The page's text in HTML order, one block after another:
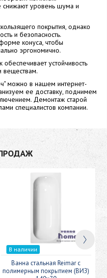
уровень шума и
покрытия, однако
и безопасность.
конуса, чтобы
эргономично.
устойчивость
веществам.
можно в нашем интернет-
ее доставку, поднимем
Демонтаж старой
специалистов компании.
В наличии
Ванна стальная Reimar с
полимерным покрытием (ВИЗ)